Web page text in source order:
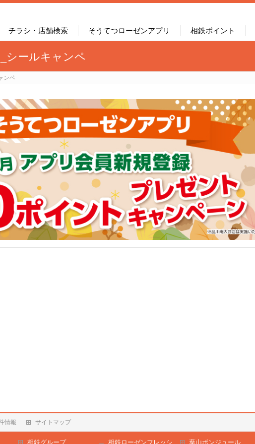
チラシ・店舗検索 そうてつローゼンアプリ 相鉄ポイント
シールキャンペ
ンペ
情報 サイトマップ
相鉄グループ 相鉄ローゼンフレッシ 葉山ボンジュール